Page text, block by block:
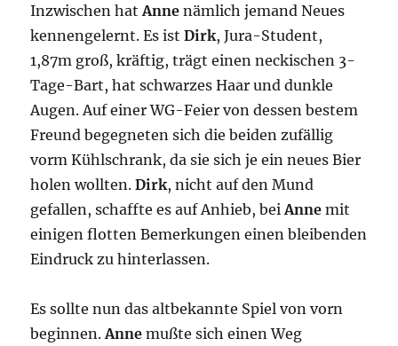
Inzwischen hatAnne nämlich jemand Neues
kennengelernt. Es istDirk, Jura-Student,
1,87m groß, kräftig, trägt einen neckischen 3-
Tage-Bart, hat schwarzes Haar und dunkle
Augen. Auf einer WG-Feier von dessen bestem
Freund begegneten sich die beiden zufällig
vorm Kühlschrank, da sie sich je ein neues Bier
holen wollten.Dirk, nicht auf den Mund
gefallen, schaffte es auf Anhieb, beiAnne mit
einigen flotten Bemerkungen einen bleibenden
Eindruck zu hinterlassen.
Es sollte nun das altbekannte Spiel von vorn
beginnen.Anne mußte sich einen Weg